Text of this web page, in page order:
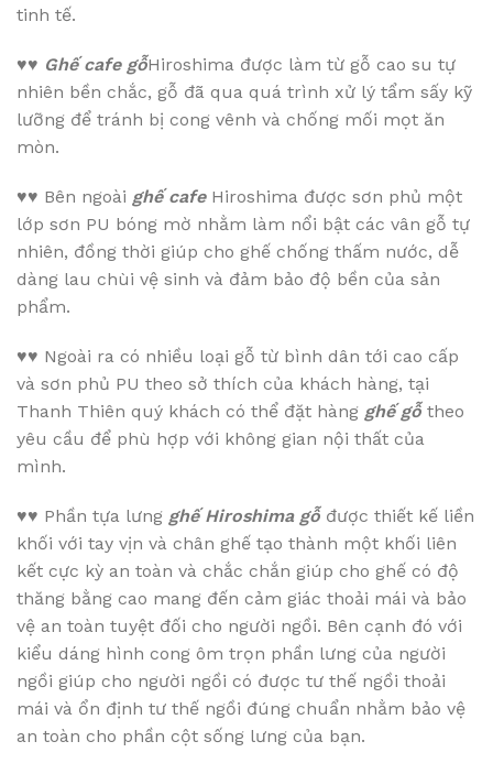
tinh tế.
♥♥ Ghế cafe gỗHiroshima được làm từ gỗ cao su tự
nhiên bền chắc, gỗ đã qua quá trình xử lý tẩm sấy kỹ
lưỡng để tránh bị cong vênh và chống mối mọt ăn
mòn.
♥♥ Bên ngoài ghế cafeHiroshima được sơn phủ một
lớp sơn PU bóng mờ nhằm làm nổi bật các vân gỗ tự
nhiên, đồng thời giúp cho ghế chống thấm nước, dễ
dàng lau chùi vệ sinh và đảm bảo độ bền của sản
phẩm.
♥♥ Ngoài ra có nhiều loại gỗ từ bình dân tới cao cấp
và sơn phủ PU theo sở thích của khách hàng, tại
Thanh Thiên quý khách có thể đặt hàng ghế gỗ theo
yêu cầu để phù hợp với không gian nội thất của
mình.
♥♥ Phần tựa lưng ghế Hiroshima gỗ được thiết kế liền
khối với tay vịn và chân ghế tạo thành một khối liên
kết cực kỳ an toàn và chắc chắn giúp cho ghế có độ
thăng bằng cao mang đến cảm giác thoải mái và bảo
vệ an toàn tuyệt đối cho người ngồi. Bên cạnh đó với
kiểu dáng hình cong ôm trọn phần lưng của người
ngồi giúp cho người ngồi có được tư thế ngồi thoải
mái và ổn định tư thế ngồi đúng chuẩn nhằm bảo vệ
an toàn cho phần cột sống lưng của bạn.